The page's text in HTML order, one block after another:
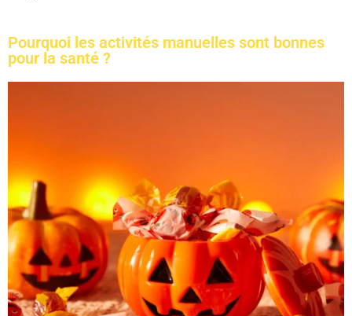
Pourquoi les activités manuelles sont bonnes
pour la santé ?